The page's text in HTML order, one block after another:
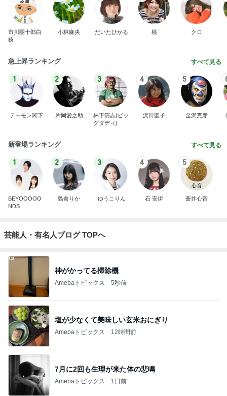
市川團十郎白
猿
小林麻央 だいたひかる 桃 クロ
急上昇ランキング すべて見る
1
デーモン閣下
2
片岡愛之助
3
林下清志(ビッ
グダディ)
4
沢田聖子
5
金沢克彦
新登場ランキング すべて見る
1
BEYOOOOO
NDS
2
島倉りか
3
ゆうこりん
4
石 安伊
5
蒼井心音
芸能人・有名人ブログ TOPへ
神がかってる掃除機
Amebaトピックス 5秒前
塩が少なくて美味しい玄米おにぎり
Amebaトピックス 12時間前
7月に2回も生理が来た体の悲鳴
Amebaトピックス 1日前